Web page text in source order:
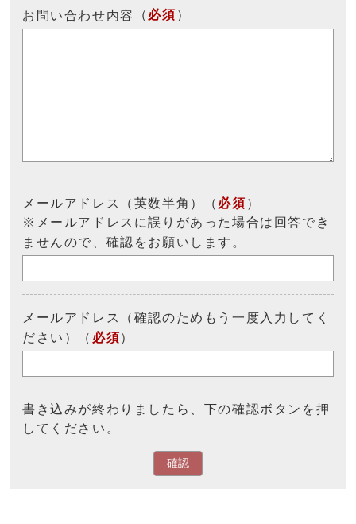
お問い合わせ内容 （ 必須 ）
メールアドレス（英数半角）（ 必須 ）
※メールアドレスに誤りがあった場合は回答でき
ませんので、確認をお願いします。
メールアドレス（確認のためもう一度入力してく
ださい）（ 必須）
書き込みが終わりましたら、下の確認ボタンを押
してください。
確認